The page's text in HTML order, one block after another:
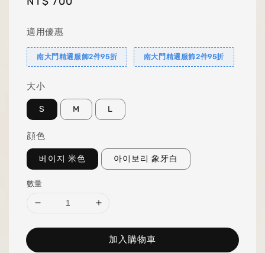
適用優惠
南大門精選服飾2件95折 南大門精選服飾2件95折
大小
S M L
顔色
베이지 米色 아이보리 象牙白
數量
加入購物車